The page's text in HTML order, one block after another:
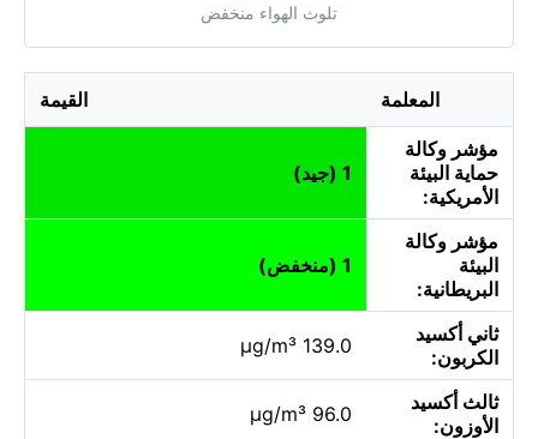
تلوث الهواء منخفض
المعلمة القيمة
مؤشر وكالة
حماية البيئة
الأمريكية:
1 (جيد)
مؤشر وكالة
البيئة
البريطانية:
1 (منخفض)
ثاني أكسيد
الكربون:
139.0 µg/m³
ثالث أكسيد
الأوزون:
96.0 µg/m³